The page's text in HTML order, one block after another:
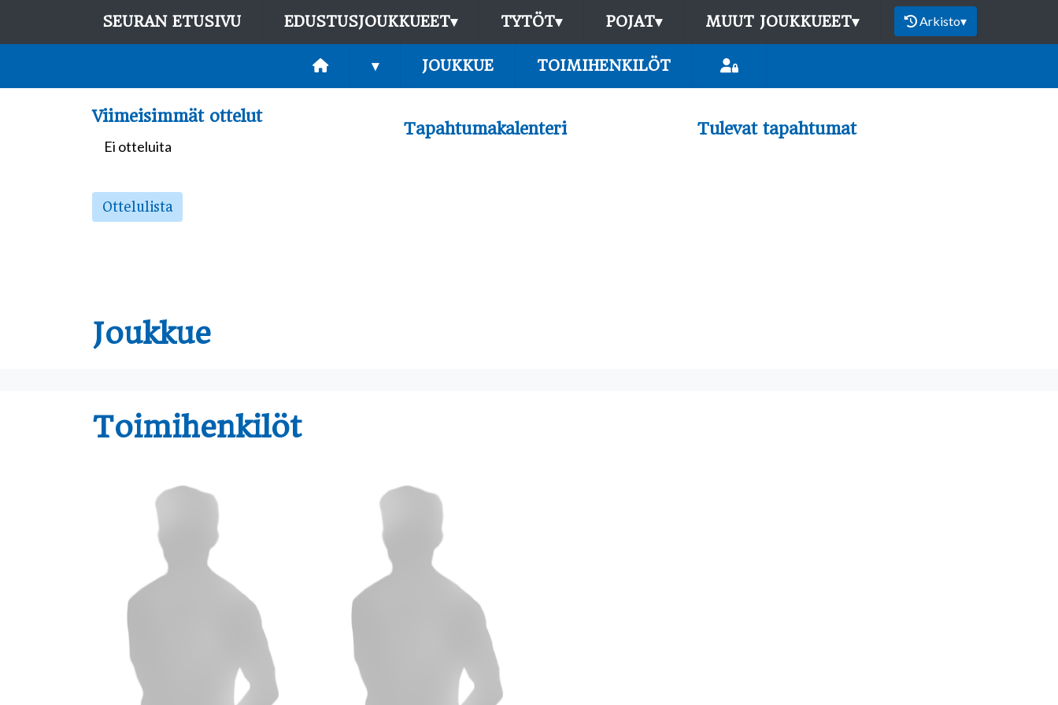
SEURAN ETUSIVU EDUSTUSJOUKKUEET▾ TYTÖT▾ POJAT▾ MUUT JOUKKUEET▾ Arkisto▾
▾ JOUKKUE TOIMIHENKILÖT
Viimeisimmät ottelut
Ei otteluita
Ottelulista
Tapahtumakalenteri Tulevat tapahtumat
Joukkue
Toimihenkilöt